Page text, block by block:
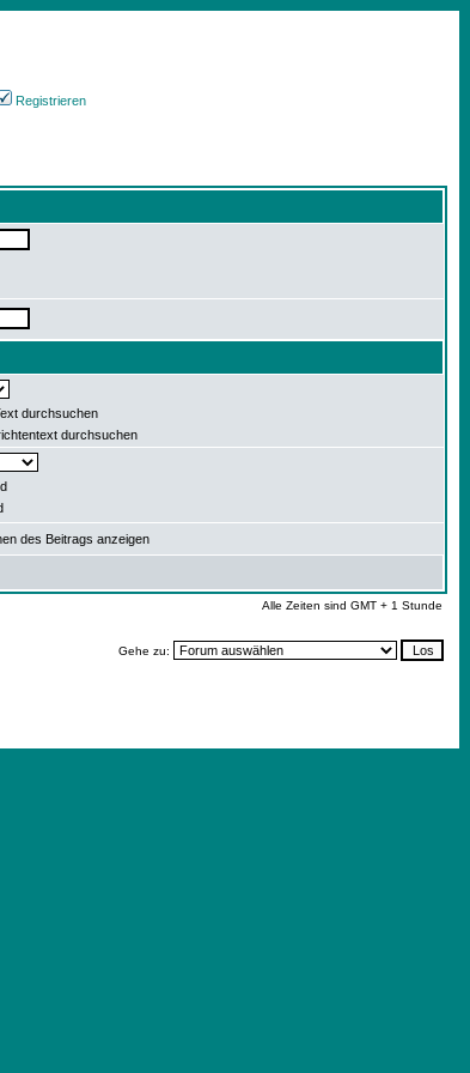
Registrieren
durchsuchen
durchsuchen
des Beitrags anzeigen
Alle Zeiten sind GMT + 1 Stunde
Gehe zu: